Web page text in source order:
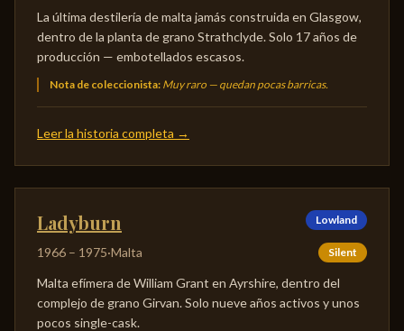
La última destilería de malta jamás construida en Glasgow,
dentro de la planta de grano Strathclyde. Solo 17 años de
producción — embotellados escasos.
Nota de coleccionista: Muy raro — quedan pocas barricas.
Leer la historia completa →
Ladyburn Lowland
1966 – 1975·Malta Silent
Malta efímera de William Grant en Ayrshire, dentro del
complejo de grano Girvan. Solo nueve años activos y unos
pocos single-cask.